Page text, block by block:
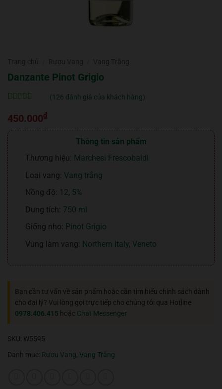
Danzante Pinot Grigio
trênđánh
giá
(126 đánh giá của khách hàng)
450.000₫
Thông tin sản phẩm
Thương hiệu: Marchesi Frescobaldi
Loại vang: Vang trắng
Nồng độ: 12, 5%
Dung tích: 750 ml
Giống nho:
Pinot Grigio
Vùng làm vang: Northern Italy, Veneto
Bạn cần tư vấn về sản phẩm hoặc cần tìm hiểu chính sách dành
cho đại lý? Vui lòng gọi trực tiếp cho chúng tôi qua Hotline
0978.406.415 hoặc Chat Messenger
SKU: W5595
Danh mục: Rượu Vang, Vang Trắng